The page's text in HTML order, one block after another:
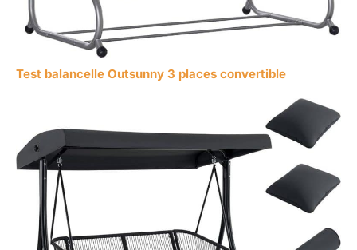
Test balancelle Outsunny 3 places convertible